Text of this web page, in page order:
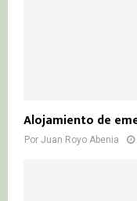
Alojamiento de
Por Juan Royo Abenia